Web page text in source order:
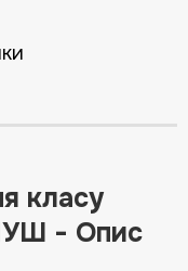
класу
- Опис